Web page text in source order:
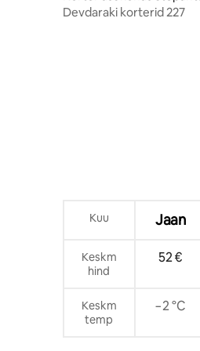
Devdaraki korterid 227
Kuu Jaan
Keskm
hind
52 €
Keskm
temp
−2 °C